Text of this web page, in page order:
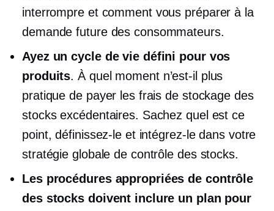
interrompre et comment vous préparer à la
demande future des consommateurs.
Ayez un cycle de vie défini pour vos
produits. À quel moment n’est-il plus
pratique de payer les frais de stockage des
stocks excédentaires. Sachez quel est ce
point, définissez-le et intégrez-le dans votre
stratégie globale de contrôle des stocks.
Les procédures appropriées de contrôle
des stocks doivent inclure un plan pour